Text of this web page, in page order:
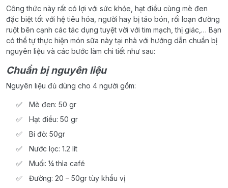
Công thức này rất có lợi với sức khỏe, hạt điều cùng mè đen
đặc biệt tốt với hệ tiêu hóa, người hay bị táo bón, rối loạn đường
ruột bên cạnh các tác dụng tuyệt vời với tim mạch, thị giác,… Bạn
có thể tự thực hiện món sữa này tại nhà với hướng dẫn chuẩn bị
nguyên liệu và các bước làm chi tiết như sau:
Chuẩn bị nguyên liệu
Nguyên liệu đủ dùng cho 4 người gồm:
Mè đen: 50 gr
Hạt điều: 50 gr
Bí đỏ: 50gr
Nước lọc: 1.2 lít
Muối: ¼ thìa café
Đường: 20 – 50gr tùy khẩu vị